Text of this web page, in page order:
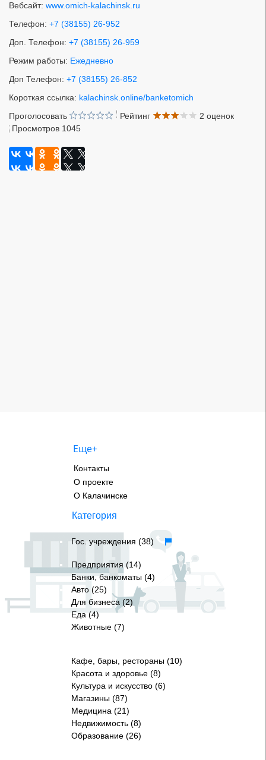
Вебсайт: www.omich-kalachinsk.ru
Телефон: +7 (38155) 26-952
Доп. Телефон: +7 (38155) 26-959
Режим работы: Ежедневно
Доп Телефон: +7 (38155) 26-852
Короткая ссылка: kalachinsk.online/banketomich
Проголосовать
Рейтинг
2 оценок
Просмотров 1045
Еще+
Контакты
О проекте
О Калачинске
Категория
Гос. учреждения (38)
Предприятия (14)
Банки, банкоматы (4)
Авто (25)
Для бизнеса (2)
Еда (4)
Животные (7)
Кафе, бары, рестораны (10)
Красота и здоровье (8)
Культура и искусство (6)
Магазины (87)
Медицина (21)
Недвижимость (8)
Образование (26)